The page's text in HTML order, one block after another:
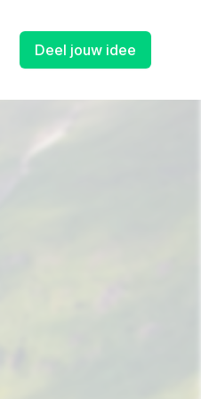
Deel jouw idee